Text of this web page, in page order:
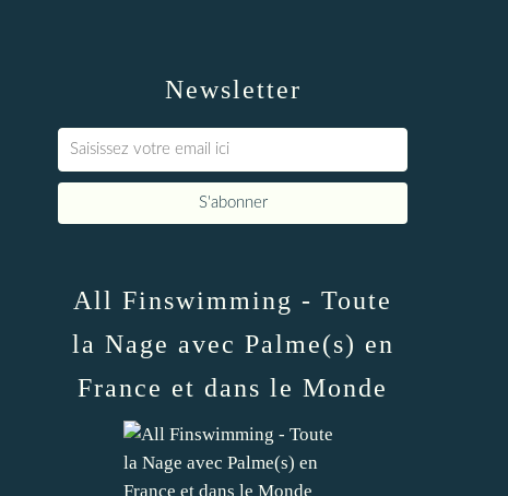
Newsletter
All Finswimming - Toute
la Nage avec Palme(s) en
France et dans le Monde